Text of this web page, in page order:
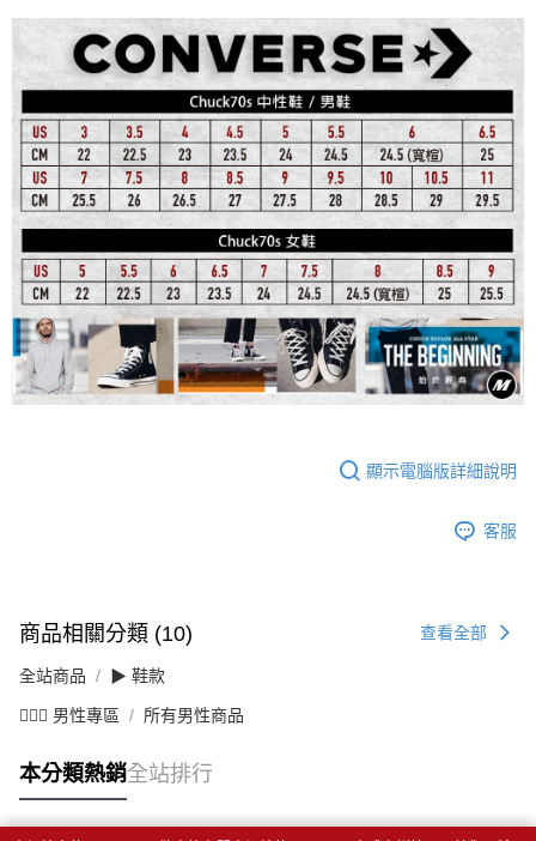
顯示電腦版詳細說明
客服
商品相關分類 (10) 查看全部
全站商品 ▶ 鞋款
💁🏻‍♂️ 男性專區 所有男性商品
本分類熱銷全站排行